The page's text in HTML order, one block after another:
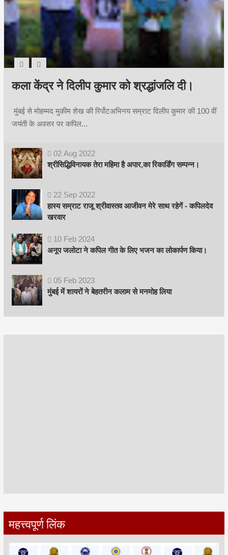
कला केंद्र ने दिलीप कुमार को श्रद्धांजलि दी।
मुंबई से मोहम्मद मुकीम शेख की रिर्पोटअभिनय सम्राट दिलीप कुमार की 100 वीं
जयंती के अवसर पर कपिल...
02 Aug 2022
श्रीसिद्धिविनायक तेरा महिमा है अपार,का रिकार्डिंग सम्पन्न।
22 Sep 2022
हास्य सम्राट राजू श्रीवास्तव आजीवन मेरे साथ रहेगें - कपिलदेव
खरवार
10 Feb 2024
अनूप जलोटा ने कपिल गीत के लिए भजन का लोकार्पण किया।
05 Feb 2023
मुंबई में शायरों ने बेहतरीन कलाम से मनमोह लिया
महत्त्वपूर्ण लिंक